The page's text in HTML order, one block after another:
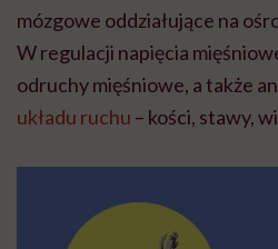
mózgowe oddziałujące na
W regulacji napięcia
odruchy mięśniowe, a także
układu ruchu – kości, stawy,